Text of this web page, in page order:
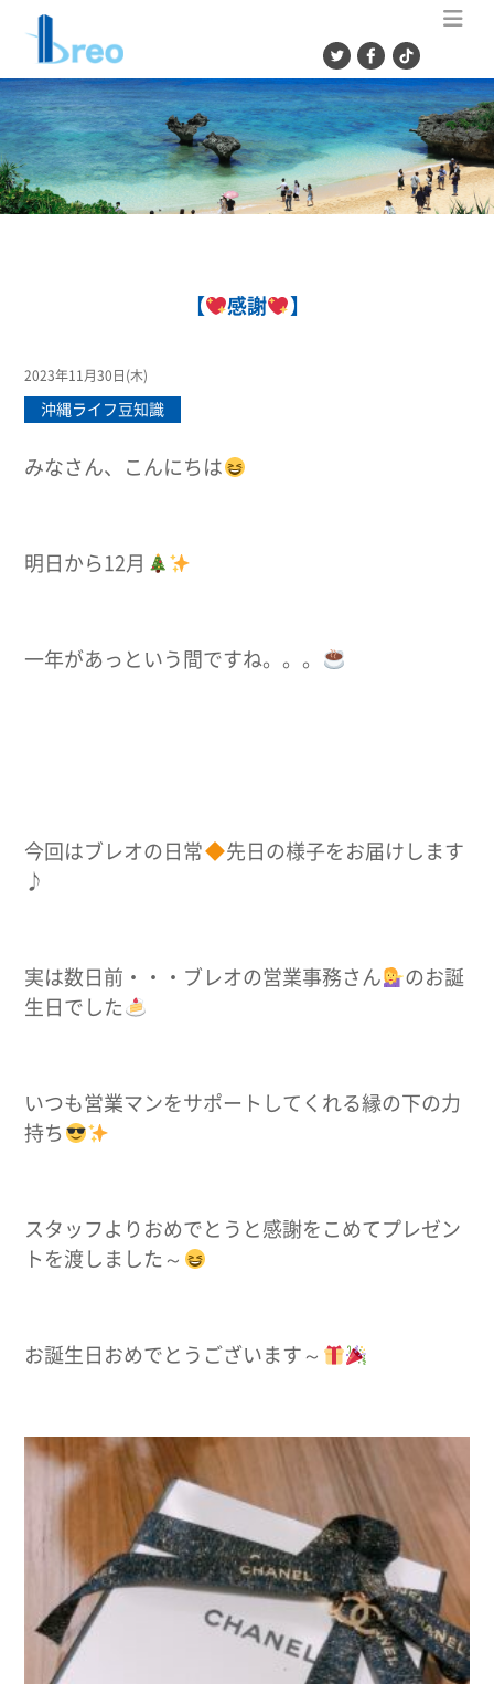
【 感謝 】
2023年11月30日(木)
沖縄ライフ豆知識
みなさん、こんにちは
明日から12月
一年があっという間ですね。。。
今回はブレオの日常
先日の様子をお届けします
♪
実は数日前・・・ブレオの営業事務さん
のお誕
生日でした
いつも営業マンをサポートしてくれる縁の下の力
持ち
スタッフよりおめでとうと感謝をこめてプレゼン
トを渡しました～
お誕生日おめでとうございます～